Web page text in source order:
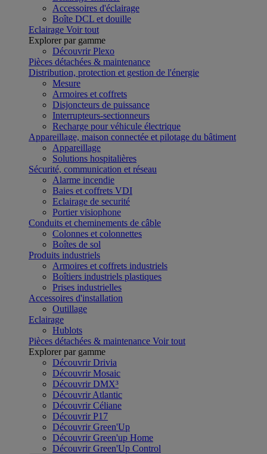
Accessoires d'éclairage
Boîte DCL et douille
Eclairage Voir tout
Explorer par gamme
Découvrir Plexo
Pièces détachées & maintenance
Distribution, protection et gestion de l'énergie
Mesure
Armoires et coffrets
Disjoncteurs de puissance
Interrupteurs-sectionneurs
Recharge pour véhicule électrique
Appareillage, maison connectée et pilotage du bâtiment
Appareillage
Solutions hospitalières
Sécurité, communication et réseau
Alarme incendie
Baies et coffrets VDI
Eclairage de securité
Portier visiophone
Conduits et cheminements de câble
Colonnes et colonnettes
Boîtes de sol
Produits industriels
Armoires et coffrets industriels
Boîtiers industriels plastiques
Prises industrielles
Accessoires d'installation
Outillage
Eclairage
Hublots
Pièces détachées & maintenance Voir tout
Explorer par gamme
Découvrir Drivia
Découvrir Mosaic
Découvrir DMX³
Découvrir Atlantic
Découvrir Céliane
Découvrir P17
Découvrir Green'Up
Découvrir Green'up Home
Découvrir Green'Up Control